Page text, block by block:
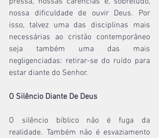
nossa dificuldade de ouvir Deus. Por
isso, talvez uma das disciplinas mais
necessárias ao cristão contemporâneo
seja também uma das mais
negligenciadas: retirar-se do ruído para
estar diante do Senhor.
O Silêncio Diante De Deus
O silêncio bíblico não é fuga da
realidade. Também não é esvaziamento